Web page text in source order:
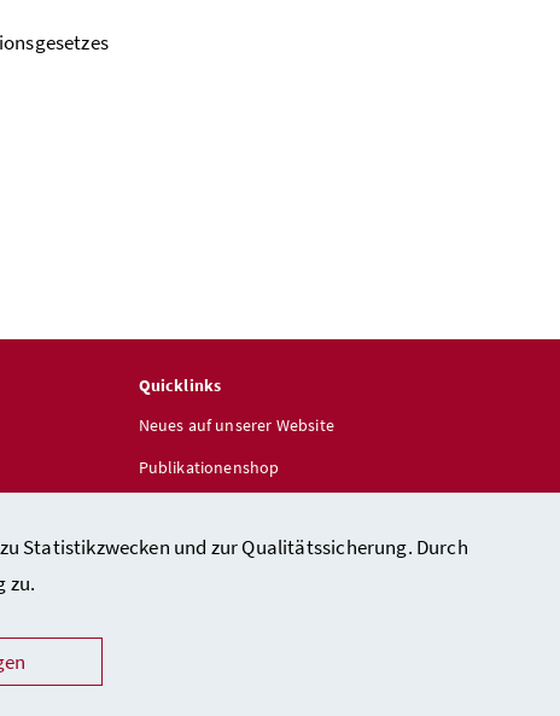
Statistikzwecken und zur Qualitätssicherung. Durch
zu.
Quicklinks
Neues auf unserer Website
Publikationenshop